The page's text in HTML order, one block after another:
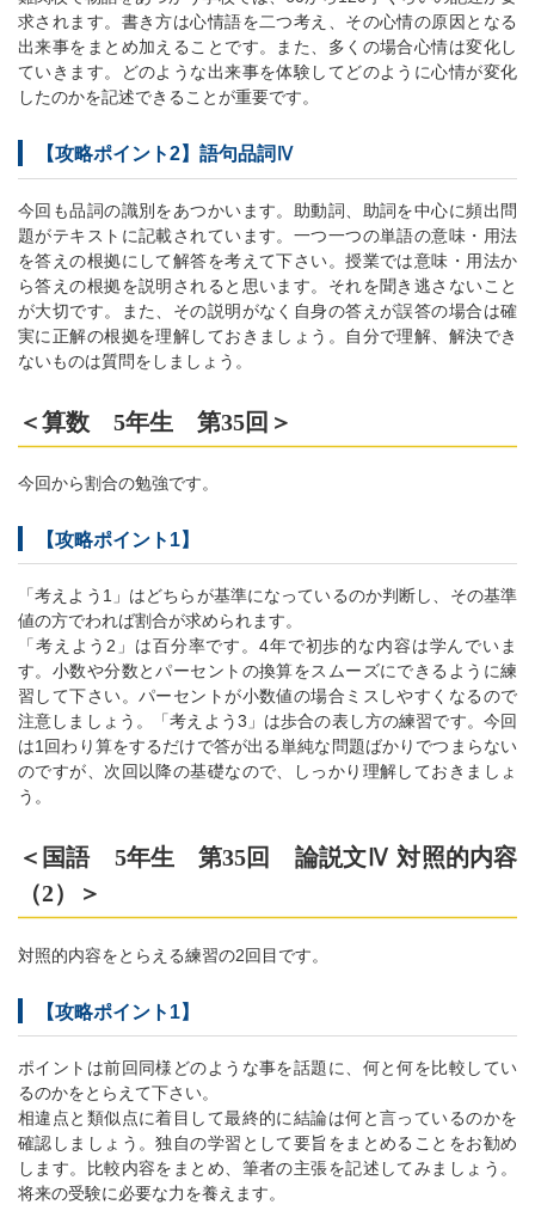
求されます。書き方は心情語を二つ考え、その心情の原因となる
出来事をまとめ加えることです。また、多くの場合心情は変化し
ていきます。どのような出来事を体験してどのように心情が変化
したのかを記述できることが重要です。
【攻略ポイント2】語句品詞Ⅳ
今回も品詞の識別をあつかいます。助動詞、助詞を中心に頻出問
題がテキストに記載されています。一つ一つの単語の意味・用法
を答えの根拠にして解答を考えて下さい。授業では意味・用法か
ら答えの根拠を説明されると思います。それを聞き逃さないこと
が大切です。また、その説明がなく自身の答えが誤答の場合は確
実に正解の根拠を理解しておきましょう。自分で理解、解決でき
ないものは質問をしましょう。
＜算数 5年生 第35回＞
今回から割合の勉強です。
【攻略ポイント1】
「考えよう1」はどちらが基準になっているのか判断し、その基準
値の方でわれば割合が求められます。
「考えよう2」は百分率です。4年で初歩的な内容は学んでいま
す。小数や分数とパーセントの換算をスムーズにできるように練
習して下さい。パーセントが小数値の場合ミスしやすくなるので
注意しましょう。「考えよう3」は歩合の表し方の練習です。今回
は1回わり算をするだけで答が出る単純な問題ばかりでつまらない
のですが、次回以降の基礎なので、しっかり理解しておきましょ
う。
＜国語 5年生 第35回 論説文Ⅳ 対照的内容
（2）＞
対照的内容をとらえる練習の2回目です。
【攻略ポイント1】
ポイントは前回同様どのような事を話題に、何と何を比較してい
るのかをとらえて下さい。
相違点と類似点に着目して最終的に結論は何と言っているのかを
確認しましょう。独自の学習として要旨をまとめることをお勧め
します。比較内容をまとめ、筆者の主張を記述してみましょう。
将来の受験に必要な力を養えます。